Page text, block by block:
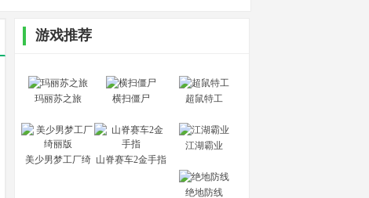
游戏推荐
玛丽苏之旅 横扫僵尸 超鼠特工
美少男梦工厂绮 山脊赛车2金手指
江湖霸业
绝地防线